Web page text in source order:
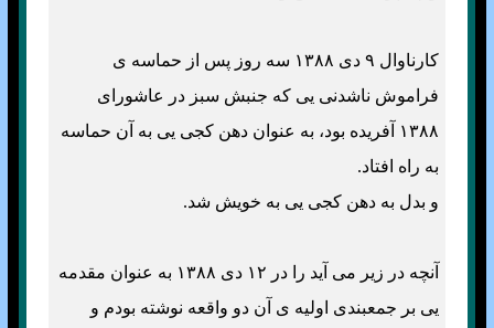
کارناوال ۹ دی ۱۳۸۸ سه روز پس از حماسه ی
فراموش ناشدنی يی که جنبش سبز در عاشورای
۱۳۸۸ آفريده بود، به عنوان دهن کجی يی به آن حماسه
به راه افتاد.
و بدل به دهن کجی يی به خويش شد.
آنچه در زير می آيد را در ۱۲ دی ۱۳۸۸ به عنوان مقدمه
يی بر جمعبندی اوليه ی آن دو واقعه نوشته بودم و